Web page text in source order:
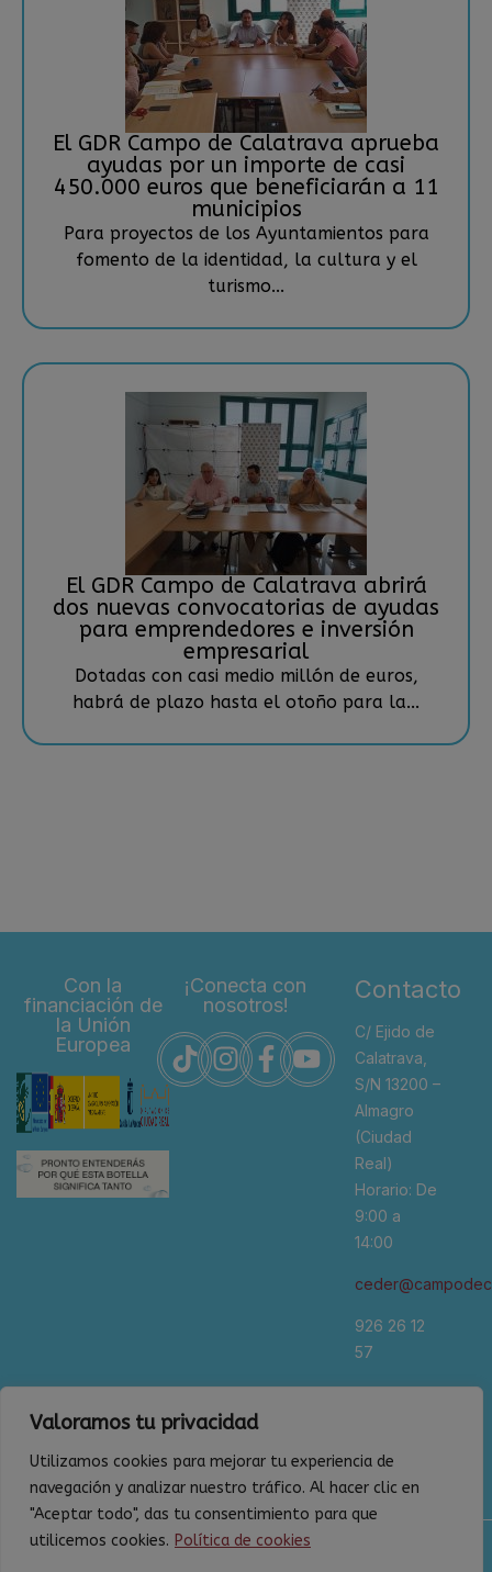
Valoramos tu privacidad
Utilizamos cookies para mejorar tu experiencia de
navegación y analizar nuestro tráfico. Al hacer clic en
"Aceptar todo", das tu consentimiento para que
utilicemos cookies. Política de cookies
El GDR Campo de Calatrava aprueba
ayudas por un importe de casi
450.000 euros que beneficiarán a 11
municipios
Para proyectos de los Ayuntamientos para
fomento de la identidad, la cultura y el
turismo...
El GDR Campo de Calatrava abrirá
dos nuevas convocatorias de ayudas
para emprendedores e inversión
empresarial
Dotadas con casi medio millón de euros,
habrá de plazo hasta el otoño para la...
Con la
financiación de
la Unión
Europea
¡Conecta con
nosotros!
Contacto
C/ Ejido de
Calatrava,
S/N 13200 –
Almagro
(Ciudad
Real)
Horario: De
9:00 a
14:00
926 26 12
57